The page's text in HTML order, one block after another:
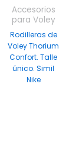
Accesorios
para Voley
Rodilleras de
Voley Thorium
Confort. Talle
único. Simil
Nike
variantes.
Las
opciones
se
pueden
elegir